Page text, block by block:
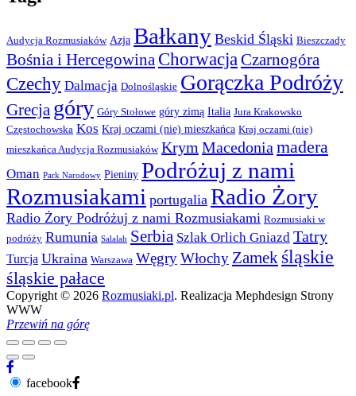
Audycja Rozmusiaków Azja Bałkany Beskid Śląski Bieszczady
Bośnia i Hercegowina ChorwacjaCzarnogóra
Czechy Dalmacja Dolnośląskie Gorączka Podróży
Grecja góry Góry Stołowe góry zimą Italia Jura Krakowsko
Częstochowska Kos Kraj oczami (nie) mieszkańca Kraj oczami (nie)
mieszkańca Audycja Rozmusiaków Krym Macedonia madera
Oman Park Narodowy Pieniny Podróżuj z nami
Rozmusiakami portugalia Radio Żory
Radio Żory Podróżuj z nami Rozmusiakami Rozmusiaki w
podróży Rumunia Salalah Serbia Szlak Orlich Gniazd Tatry
Turcja Ukraina Warszawa WęgryWłochy Zamek śląskie
śląskie pałace
Copyright © 2026 Rozmusiaki.pl. Realizacja Mephdesign Strony
WWW
Przewiń na górę
facebook